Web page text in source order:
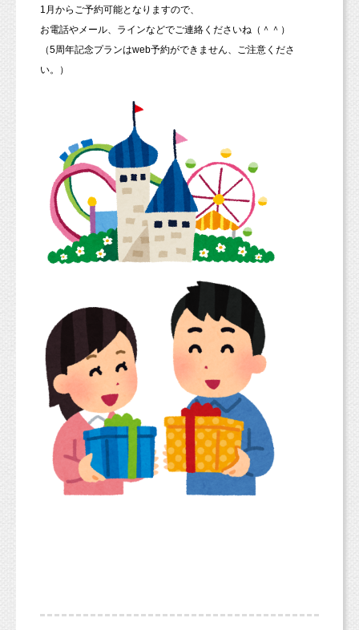
1月からご予約可能となりますので、
お電話やメール、ラインなどでご連絡くださいね（＾＾）
（5周年記念プランはweb予約ができません、ご注意くださ
い。）